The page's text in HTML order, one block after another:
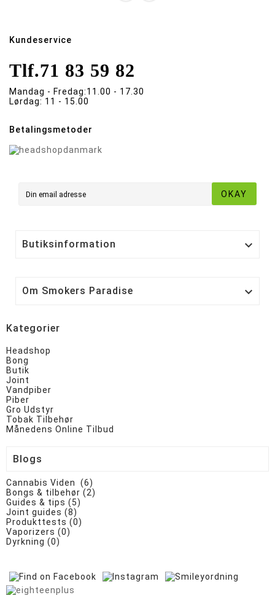
Kundeservice
Tlf.71 83 59 82
Mandag - Fredag:11.00 - 17.30
Lørdag: 11 - 15.00
Betalingsmetoder
OKAY
Butiksinformation 
Om Smokers Paradise 
Kategorier
Headshop
Bong
Butik
Joint
Vandpiber
Piber
Gro Udstyr
Tobak Tilbehør
Månedens Online Tilbud
Blogs
Cannabis Viden (6)
Bongs & tilbehør (2)
Guides & tips (5)
Joint guides (8)
Produkttests (0)
Vaporizers (0)
Dyrkning (0)